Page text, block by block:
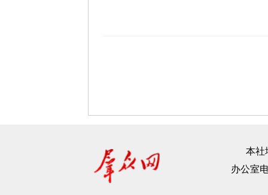
本社
办公室